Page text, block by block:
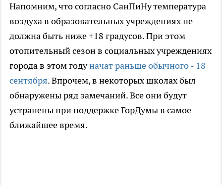
Напомним, что согласно СанПиНу температура
воздуха в образовательных учреждениях не
должна быть ниже +18 градусов. При этом
отопительный сезон в социальных учреждениях
города в этом годуначат раньше обычного - 18
сентября. Впрочем, в некоторых школах был
обнаружены ряд замечаний. Все они будут
устранены при поддержке ГорДумы в самое
ближайшее время.